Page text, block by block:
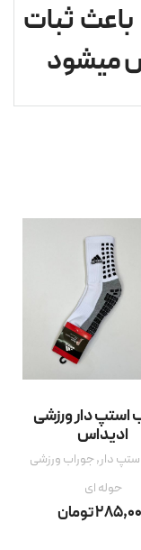
ثبات
میشود
استپ دار ورزشی
ادیداس
دار,جوراب ورزشی
حوله ای
تومان